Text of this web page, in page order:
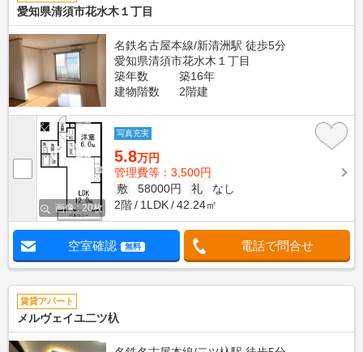
愛知県清須市花水木１丁目
名鉄名古屋本線/新清洲駅 徒歩5分
愛知県清須市花水木１丁目
築年数
築16年
建物階数
2階建
画像 : 20枚
写真充実
5.8万円
管理費等：3,500円
敷
58000円 礼
なし
2階
1LDK 42.24㎡
空室確認 無料 電話で問合せ
賃貸アパート
メルヴェイユ二ツ杁